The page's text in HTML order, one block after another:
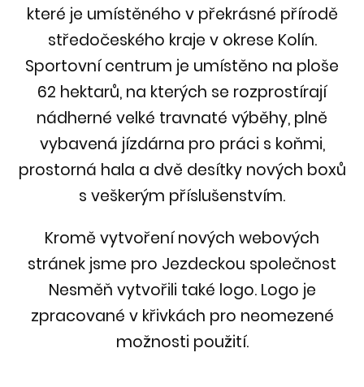
které je umístěného v překrásné přírodě
středočeského kraje v okrese Kolín.
Sportovní centrum je umístěno na ploše
62 hektarů, na kterých se rozprostírají
nádherné velké travnaté výběhy, plně
vybavená jízdárna pro práci s koňmi,
prostorná hala a dvě desítky nových boxů
s veškerým příslušenstvím.
Kromě vytvoření nových webových
stránek jsme pro Jezdeckou společnost
Nesměň vytvořili také logo. Logo je
zpracované v křivkách pro neomezené
možnosti použití.